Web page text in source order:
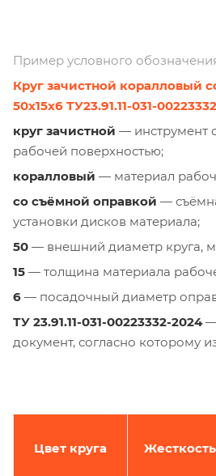
Пример условного
Круг зачистной коралловый
50х15х6 ТУ23.91.11-031-
круг зачистной — инструмент
рабочей поверхностью;
коралловый — материал
со съёмной оправкой —
установки дисков материала;
50 — внешний диаметр круга,
15 — толщина материала
6 — посадочный диаметр
ТУ 23.91.11-031-00223332-2024—
документ, согласно которому
Цвет круга Жесткость